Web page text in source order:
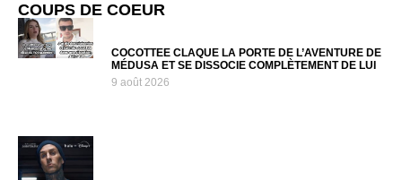
COUPS DE COEUR
COCOTTEE CLAQUE LA PORTE DE L’AVENTURE DE
MÉDUSA ET SE DISSOCIE COMPLÈTEMENT DE LUI
9 août 2026